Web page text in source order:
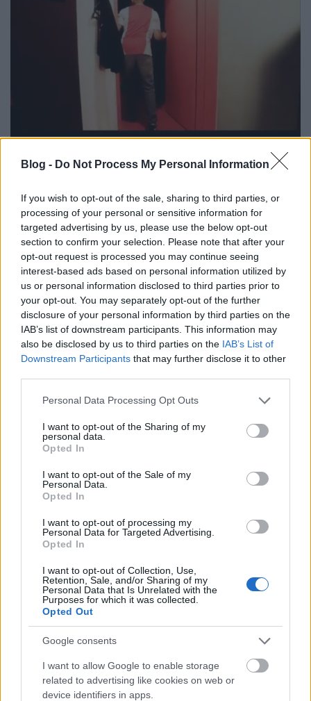
Blog - Do Not Process My Personal Information
If you wish to opt-out of the sale, sharing to third parties, or
processing of your personal or sensitive information for
targeted advertising by us, please use the below opt-out
section to confirm your selection. Please note that after your
opt-out request is processed you may continue seeing
interest-based ads based on personal information utilized by
us or personal information disclosed to third parties prior to
your opt-out. You may separately opt-out of the further
disclosure of your personal information by third parties on the
IAB’s list of downstream participants. This information may
also be disclosed by us to third parties on the IAB’s List of
Downstream Participants that may further disclose it to other
Please note that this website/app uses one or more Google
not limited to your visit or usage behaviour. You may click to
grant or deny consent to Google and its third-party tags to
use your data for below specified purposes in below Google
consent section.
Personal Data Processing Opt Outs
I want to opt-out of the Sharing of my
personal data.
Opted In
I want to opt-out of the Sale of my
Personal Data.
Opted In
I want to opt-out of processing my
Personal Data for Targeted Advertising.
Opted In
I want to opt-out of Collection, Use,
Retention, Sale, and/or Sharing of my
Personal Data that Is Unrelated with the
Purposes for which it was collected.
Opted Out
Google consents
I want to allow Google to enable storage
related to advertising like cookies on web or
device identifiers in apps.
drukkerekkel! +videó
mészy•2012. július 22.
Elég beteges módon mutatta be a holland klub a
csapat 2012/2013-as szezon hazai mezét. Amíg a
szurkolók öltöztek (a bekamerázott öltözőben),
addig a játékosok kifundálták, hogy hogyan
szívassák meg őket. Öltözés közben aztán nyílottak
az ajtók és kitört a röhögés is. A…
"Megcsípte" a kutya a baseball
Your browser does not support iframes. Éppen a
Oakland Ath.-NY Giants meccset közvetítették, mikor
egy videóbevágás alatt egy "kutyabarát" szurkoló
éppen elkezdte simogatni az előtte ülő krapek
kutyáját. A kutya azonban nem vette jó néven…
Diósgyőr drukkerek másképp
2012. július 21.
Hááát élet van! Kistraktor (amivel jól lehet rotációzni,
de krumpliszállításra is alkalmas), sál és zászló.
Indulhat a menet, már csak be kell RÖFFenteni a
járgányt és irány a stadion!…
Vicc a mai napra
2012. július 14.